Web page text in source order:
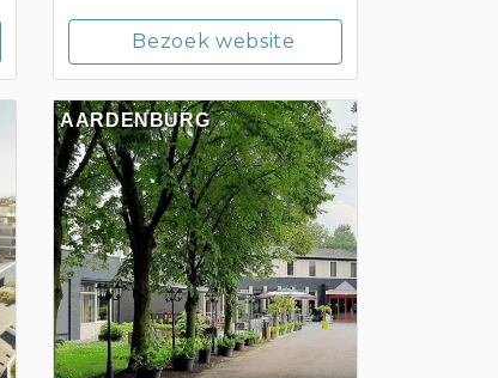
Bezoek website
AARDENBURG